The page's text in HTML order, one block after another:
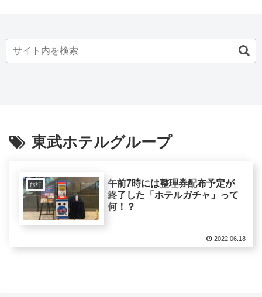
東武ホテルグループ
旅行
午前7時には整理券配布予定が
終了した「ホテルガチャ」って
何！？
2022.06.18